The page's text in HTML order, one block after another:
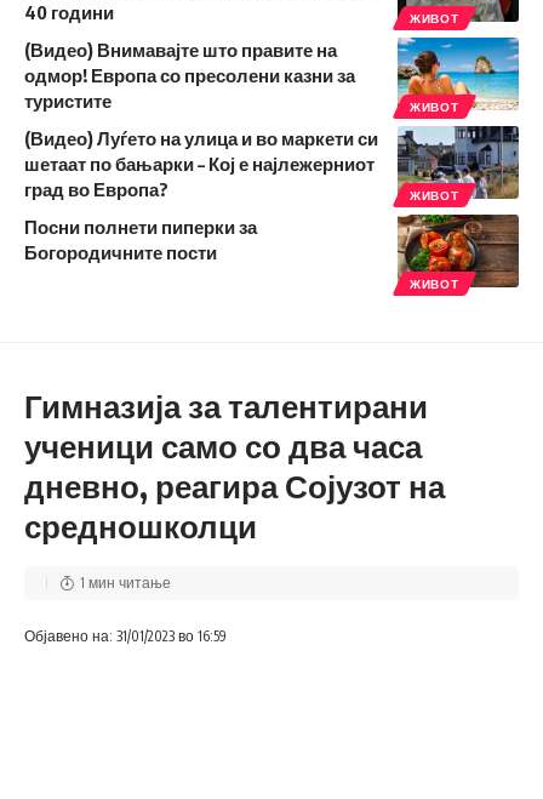
ЖИВОТ
40 години
ЖИВОТ
(Видео) Внимавајте што правите на
одмор! Европа со пресолени казни за
туристите
ЖИВОТ
(Видео) Луѓето на улица и во маркети си
шетаат по бањарки – Кој е најлежерниот
град во Европа?
ЖИВОТ
Посни полнети пиперки за
Богородичните пости
Гимназија за талентирани
ученици само со два часа
дневно, реагира Сојузот на
средношколци
Објавено на: 31/01/2023 во 16:59
1 мин читање